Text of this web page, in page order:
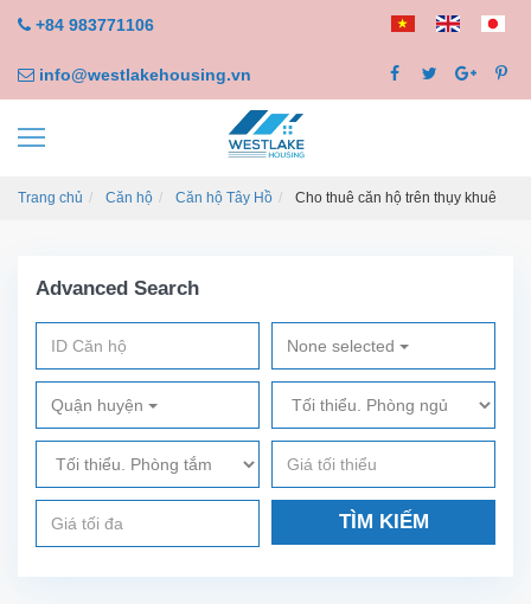
+84 983771106
info@westlakehousing.vn
Trang chủ Căn hộ Căn hộ Tây Hồ Cho thuê căn hộ trên thụy khuê
Advanced Search
None selected
Quận huyện
TÌM KIẾM